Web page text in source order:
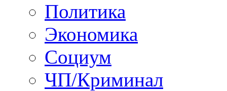
Политика
Экономика
Социум
ЧП/Криминал